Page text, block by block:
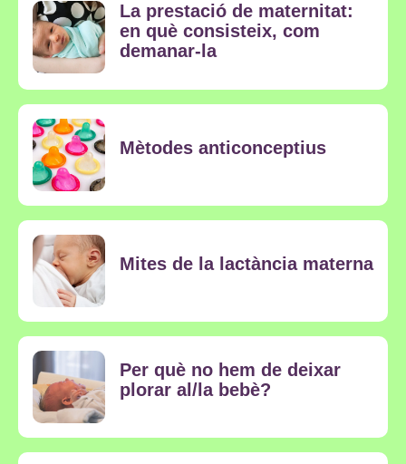
La prestació de maternitat:
en què consisteix, com
demanar-la
Mètodes anticonceptius
Mites de la lactància materna
Per què no hem de deixar
plorar al/la bebè?